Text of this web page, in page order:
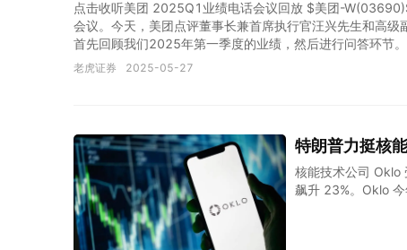
点击收听美团 2025Q1业绩电话会议回放 $美团-
会议。今天，美团点评董事长兼首席执行官汪兴先生和高
首先回顾我们2025年第一季度的业绩，然后进行问答环节
含一些风险和不确定性，可能与未来的实际结果有所不同。
消费者和商家选择美团作为他们首选的本地生活服务平台。
老虎证券 2025-05-27
特朗普力挺核
核能技术公司 Oklo
飙升 23%。Oklo